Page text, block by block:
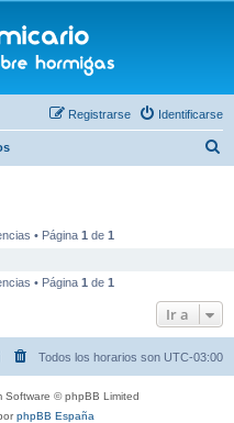
Identificarse
Registrarse
• Página 1 de 1
• Página 1 de 1
Ir a
Todos los horarios son UTC-03:00
Software © phpBB Limited
phpBB España